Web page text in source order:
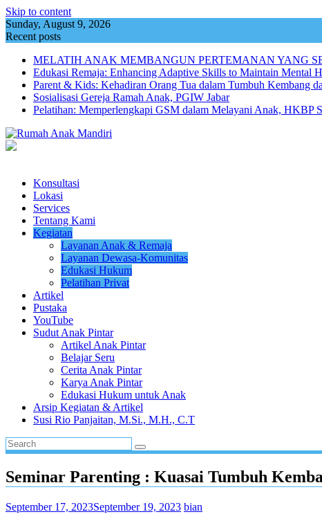
Skip to content
Sunday, August 9, 2026
Recent posts
MELATIH ANAK MEMBANGUN PERTEMANAN YANG
Edukasi Remaja: Enhancing Adaptive Skills to Maintain Mental
Parent & Kids: Kehadiran Orang Tua dalam Tumbuh Kembang
Sosialisasi Gereja Ramah Anak, PGIW Jabar
Pelatihan: Memperlengkapi GSM dalam Melayani Anak, HKBP
Konsultasi
Lokasi
Services
Tentang Kami
Kegiatan
Layanan Anak & Remaja
Layanan Dewasa-Komunitas
Edukasi Hukum
Pelatihan Privat
Artikel
Pustaka
YouTube
Sudut Anak Pintar
Artikel Anak Pintar
Belajar Seru
Cerita Anak Pintar
Karya Anak Pintar
Edukasi Hukum untuk Anak
Arsip Kegiatan & Artikel
Susi Rio Panjaitan, M.Si., M.H., C.T
Seminar Parenting : Kuasai Tumbuh
September 17, 2023September 19, 2023 bian